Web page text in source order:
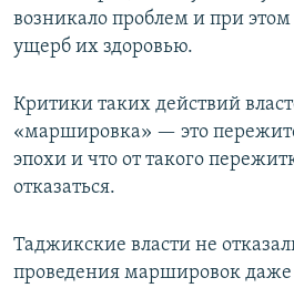
возникало проблем и при
ущерб их здоровью.
Критики таких действий
«маршировка» — это
эпохи и что от такого
отказаться.
Таджикские власти не
проведения маршировок даже